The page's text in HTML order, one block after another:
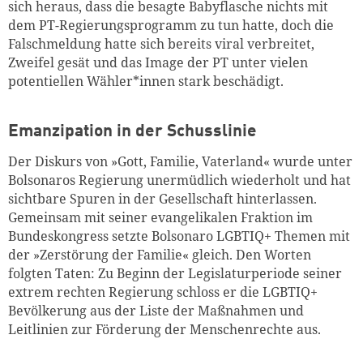
sich heraus, dass die besagte Babyflasche nichts mit
dem PT-Regierungsprogramm zu tun hatte, doch die
Falschmeldung hatte sich bereits viral verbreitet,
Zweifel gesät und das Image der PT unter vielen
potentiellen Wähler*innen stark beschädigt.
Emanzipation in der Schusslinie
Der Diskurs von »Gott, Familie, Vaterland« wurde unter
Bolsonaros Regierung unermüdlich wiederholt und hat
sichtbare Spuren in der Gesellschaft hinterlassen.
Gemeinsam mit seiner evangelikalen Fraktion im
Bundeskongress setzte Bolsonaro LGBTIQ+ Themen mit
der »Zerstörung der Familie« gleich. Den Worten
folgten Taten: Zu Beginn der Legislaturperiode seiner
extrem rechten Regierung schloss er die LGBTIQ+
Bevölkerung aus der Liste der Maßnahmen und
Leitlinien zur Förderung der Menschenrechte aus.